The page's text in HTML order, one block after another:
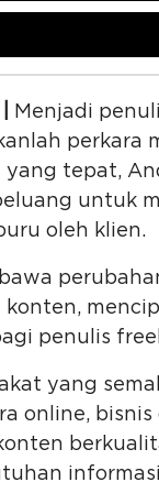
Menjadi
perkara
tepat,
untuk
oleh klien.
konten,
penulis
yang
online,